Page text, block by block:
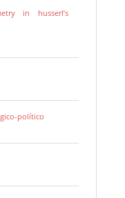
in husserl’s
político